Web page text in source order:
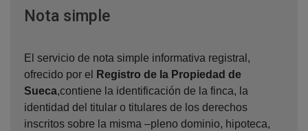
Nota simpleVentana nueva
El servicio de nota simple informativa registral,
ofrecido por el
Registro de la Propiedad de
Sueca,contiene la identificación de la finca, la
identidad del titular o titulares de los derechos
inscritos sobre la misma –pleno dominio, hipoteca,